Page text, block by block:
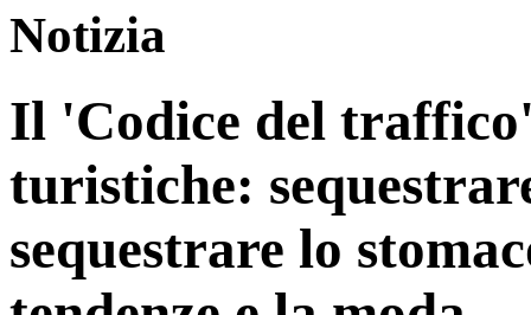
Notizia
Il 'Codice del
turistiche:
sequestrare lo